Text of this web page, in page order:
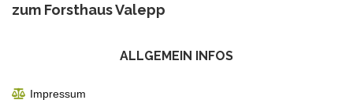
zum Forsthaus Valepp
ALLGEMEIN INFOS
Impressum